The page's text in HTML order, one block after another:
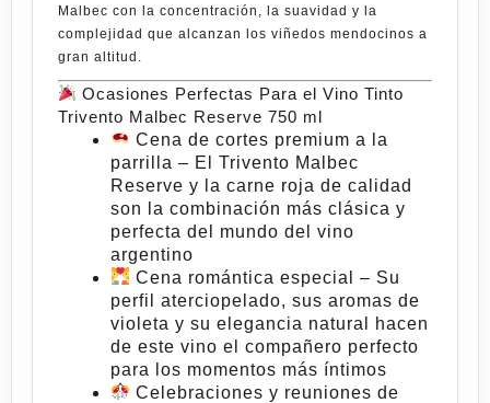
Malbec con la concentración, la suavidad y la
complejidad que alcanzan los viñedos mendocinos a
gran altitud.
Ocasiones Perfectas Para el Vino Tinto
Trivento Malbec Reserve 750 ml
Cena de cortes premium a la
parrilla – El Trivento Malbec
Reserve y la carne roja de calidad
son la combinación más clásica y
perfecta del mundo del vino
argentino
Cena romántica especial
– Su
perfil aterciopelado, sus aromas de
violeta y su elegancia natural hacen
de este vino el compañero perfecto
para los momentos más íntimos
Celebraciones y reuniones de